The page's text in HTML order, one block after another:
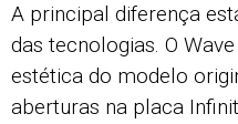
A principal diferença
das tecnologias. O
estética do modelo
aberturas na placa